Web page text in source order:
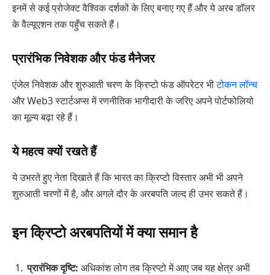
इनमें से कई प्रोजेक्ट वैश्विक दर्शकों के लिए बनाए गए हैं और ये अरब डॉलर
के वैल्यूएशन तक पहुँच सकते हैं।
प्रारंभिक निवेशक और फंड मैनेजर
एंजेल निवेशक और शुरुआती चरण के क्रिप्टो फंड ऑपरेटर भीटोकन लॉन्च
और Web3 स्टार्टअप्स में रणनीतिक भागीदारी के जरिए अपने पोर्टफोलियो
का मूल्य बढ़ा रहे हैं।
ये महत्व क्यों रखते हैं
ये उभरते हुए नेता दिखाते हैं कि भारत का क्रिप्टो विस्तार अभी भी अपने
शुरुआती चरणों में है, और अगले दौर के अरबपति जल्द ही उभर सकते हैं।
इन क्रिप्टो अरबपतियों में क्या समान है
प्रारंभिक दृष्टि: अधिकांश लोग तब क्रिप्टो में आए जब यह क्षेत्र अभी